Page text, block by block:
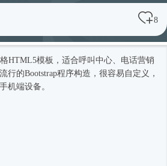
8
HTML5模板 ，适合呼叫中心、电话营销
行的Bootstrap程序构造，很容易自定义，
机端设备。